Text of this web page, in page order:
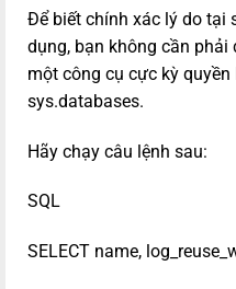
Để biết chính xác lý do tại
dụng, bạn không cần phải
một công cụ cực kỳ
sys.databases.
Hãy chạy câu lệnh sau:
SQL
SELECT name,